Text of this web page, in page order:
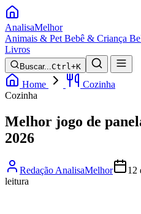
AnalisaMelhor
Animais & Pet Bebê & Criança
Livros
Buscar...Ctrl+K
Home
Cozinha
Cozinha
Melhor jogo de
2026
Redação AnalisaMelhor 12
leitura